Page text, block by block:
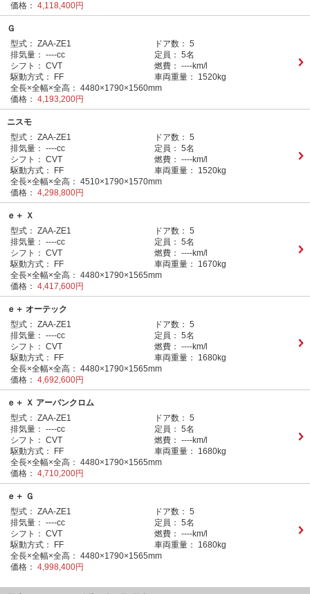
価格： 4,118,400円
Ｇ
型式： ZAA-ZE1 ドア数： 5
排気量： ----cc 定員： 5名
シフト： CVT 燃費： ----km/l
駆動方式：
FF 車両重量：
1520kg
全長×全幅×全高： 4480×1790×1560mm
価格： 4,193,200円
ニスモ
型式： ZAA-ZE1 ドア数： 5
排気量： ----cc 定員： 5名
シフト： CVT 燃費： ----km/l
駆動方式：
FF 車両重量：
1520kg
全長×全幅×全高： 4510×1790×1570mm
価格： 4,298,800円
ｅ＋ Ｘ
型式： ZAA-ZE1 ドア数： 5
排気量： ----cc 定員： 5名
シフト： CVT 燃費： ----km/l
駆動方式：
FF 車両重量：
1670kg
全長×全幅×全高： 4480×1790×1565mm
価格： 4,417,600円
ｅ＋ オーテック
型式： ZAA-ZE1 ドア数： 5
排気量： ----cc 定員： 5名
シフト： CVT 燃費： ----km/l
駆動方式：
FF 車両重量：
1680kg
全長×全幅×全高： 4480×1790×1565mm
価格： 4,692,600円
ｅ＋ Ｘ アーバンクロム
型式： ZAA-ZE1 ドア数： 5
排気量： ----cc 定員： 5名
シフト： CVT 燃費： ----km/l
駆動方式：
FF 車両重量：
1680kg
全長×全幅×全高： 4480×1790×1565mm
価格： 4,710,200円
ｅ＋ Ｇ
型式： ZAA-ZE1 ドア数： 5
排気量： ----cc 定員： 5名
シフト： CVT 燃費： ----km/l
駆動方式：
FF 車両重量：
1680kg
全長×全幅×全高： 4480×1790×1565mm
価格： 4,998,400円